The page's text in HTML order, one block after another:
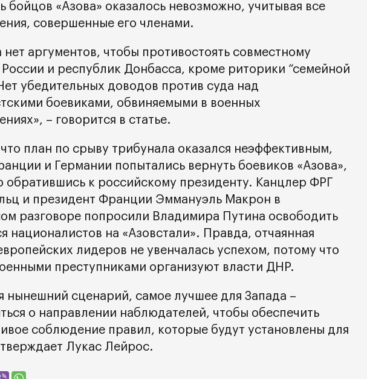
бойцов «Азова» оказалось невозможно, учитывая все
совершенные его членами.
нет аргументов, чтобы противостоять совместному
и республик Донбасса, кроме риторики “семейной
убедительных доводов против суда над
боевиками, обвиняемыми в военных
– говорится в статье.
план по срыву трибунала оказался неэффективным,
и Германии попытались вернуть боевиков «Азова»,
обратившись к российскому президенту. Канцлер ФРГ
и президент Франции Эммануэль Макрон в
разговоре попросили Владимира Путина освободить
националистов на «Азовстали». Правда, отчаянная
лидеров не увенчалась успехом, потому что
преступниками организуют власти ДНР.
нынешний сценарий, самое лучшее для Запада –
о направлении наблюдателей, чтобы обеспечить
соблюдение правил, которые будут установлены для
Лукас Лейрос.